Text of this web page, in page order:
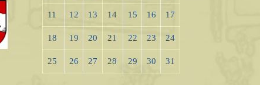
11 12 13 14 15 16 17
18 19 20 21 22 23 24
25 26 27 28 29 30 31